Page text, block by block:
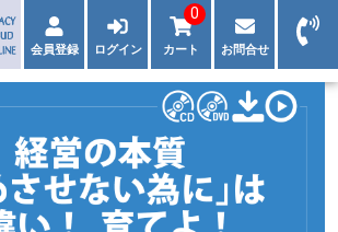
会員登録 ログイン カート
0
お問合せ